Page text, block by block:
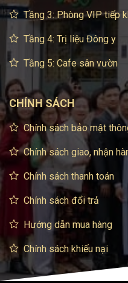
Tầng 3: Phòng VIP tiếp
Tầng 4: Trị liệu Đông y
Tầng 5: Cafe sân vườn
CHÍNH SÁCH
Chính sách bảo mật
Chính sách giao, nhận
Chính sách thanh toán
Chính sách đổi trả
Hướng dẫn mua hàng
Chính sách khiếu nại